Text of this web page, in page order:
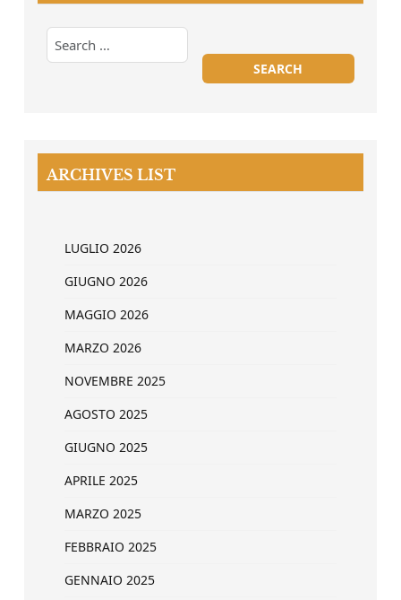
ARCHIVES LIST
LUGLIO 2026
GIUGNO 2026
MAGGIO 2026
MARZO 2026
NOVEMBRE 2025
AGOSTO 2025
GIUGNO 2025
APRILE 2025
MARZO 2025
FEBBRAIO 2025
GENNAIO 2025